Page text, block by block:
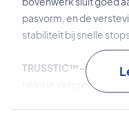
pasvorm, en de
stabiliteit bij snelle
TRUSSTIC™-
helpt je veilig en